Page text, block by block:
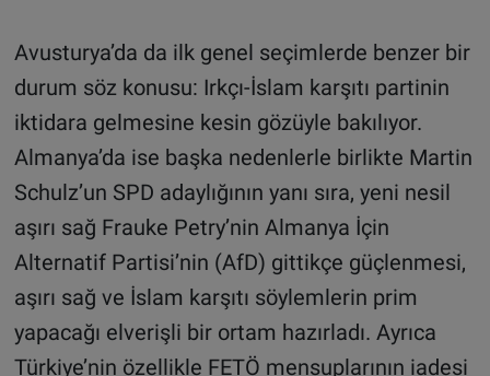
Avusturya’da da ilk genel seçimlerde benzer bir
durum söz konusu: Irkçı-İslam karşıtı partinin
iktidara gelmesine kesin gözüyle bakılıyor.
Almanya’da ise başka nedenlerle birlikte Martin
Schulz’un SPD adaylığının yanı sıra, yeni nesil
aşırı sağ Frauke Petry’nin Almanya İçin
Alternatif Partisi’nin (AfD) gittikçe güçlenmesi,
aşırı sağ ve İslam karşıtı söylemlerin prim
yapacağı elverişli bir ortam hazırladı. Ayrıca
Türkiye’nin özellikle FETÖ mensuplarının iadesi